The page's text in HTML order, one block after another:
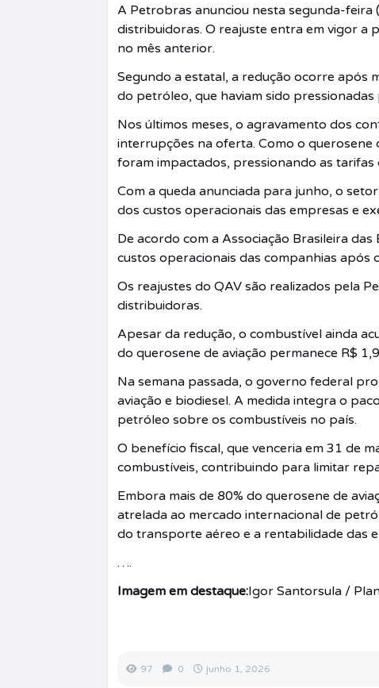
A Petrobras anunciou nesta segunda-feira
distribuidoras. O reajuste entra em vigor a
no mês anterior.
Segundo a estatal, a redução ocorre após
do petróleo, que haviam sido
Nos últimos meses, o agravamento dos
interrupções na oferta. Como o querosene
foram impactados, pressionando as tarifas
Com a queda anunciada para junho, o
dos custos operacionais das empresas e
De acordo com a Associação Brasileira
custos operacionais das companhias após
Os reajustes do QAV são realizados pela
distribuidoras.
Apesar da redução, o combustível ainda
do querosene de aviação permanece R$
Na semana passada, o governo federal
aviação e biodiesel. A medida integra o
petróleo sobre os combustíveis no país.
O benefício fiscal, que venceria em 31 de
combustíveis, contribuindo para limitar
Embora mais de 80% do querosene de
atrelada ao mercado internacional de
do transporte aéreo e a rentabilidade das
….
Imagem em destaque:Igor Santorsula /
97 0 junho 1, 2026